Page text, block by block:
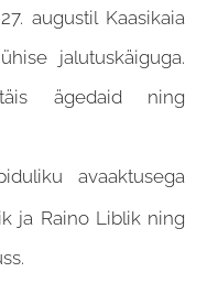
augustil Kaasikaia
jalutuskäiguga.
ägedaid ning
avaaktusega
ja Raino Liblik ning